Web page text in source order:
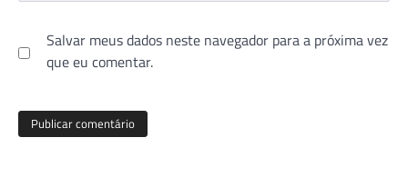
Salvar meus dados neste navegador para a próxima vez
que eu comentar.